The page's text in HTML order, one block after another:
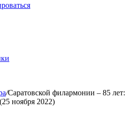
/Саратовской филармонии – 85 лет:
ноября 2022)